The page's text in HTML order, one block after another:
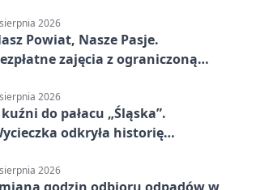
2026
Powiat, Nasze Pasje.
zajęcia z ograniczoną
2026
kuźni do pałacu „Śląska”.
odkryła historię
2026